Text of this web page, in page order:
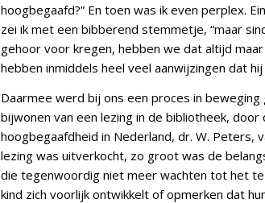
hoogbegaafd?” En toen was ik even perplex.
zei ik met een bibberend stemmetje, “maar
gehoor voor kregen, hebben we dat altijd
hebben inmiddels heel veel aanwijzingen dat
Daarmee werd bij ons een proces in
bijwonen van een lezing in de bibliotheek,
hoogbegaafdheid in Nederland, dr. W. Peters,
lezing was uitverkocht, zo groot was de
die tegenwoordig niet meer wachten tot het
kind zich voorlijk ontwikkelt of opmerken dat